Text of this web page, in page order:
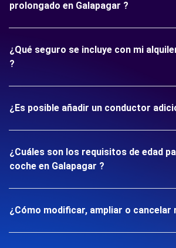
prolongado en Galapagar ?
¿Qué seguro se incluye con mi
?
¿Es posible añadir un conductor
¿Cuáles son los requisitos de edad
coche en Galapagar ?
¿Cómo modificar, ampliar o cancelar